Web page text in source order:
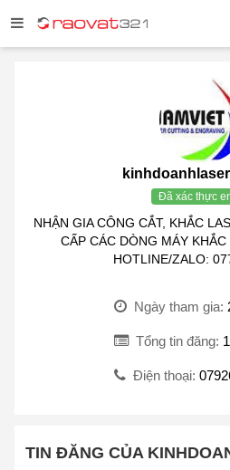
Đã xác thực
NHẬN GIA CÔNG CẮT, KHẮC
CẤP CÁC DÒNG MÁY
HOTLINE/ZALO:
Ngày tham gia:
Tổng tin đăng:
Điện thoại:
TIN ĐĂNG CỦA